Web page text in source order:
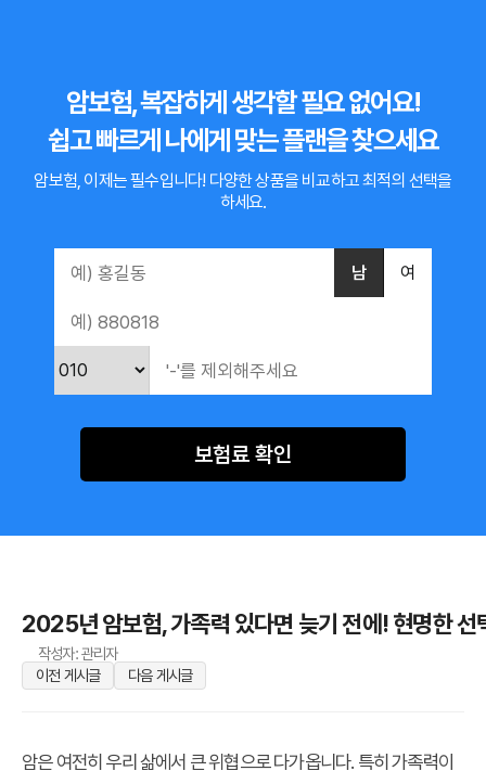
암보험, 복잡하게 생각할 필요 없어요!
쉽고 빠르게 나에게 맞는 플랜을 찾으세요
암보험, 이제는 필수입니다! 다양한 상품을 비교하고 최적의 선택을
하세요.
남 여
보험료 확인
2025년 암보험, 가족력 있다면 늦기 전에! 현명한 선
작성자: 관리자
이전 게시글
다음 게시글
암은 여전히 우리 삶에서 큰 위협으로 다가옵니다. 특히 가족력이